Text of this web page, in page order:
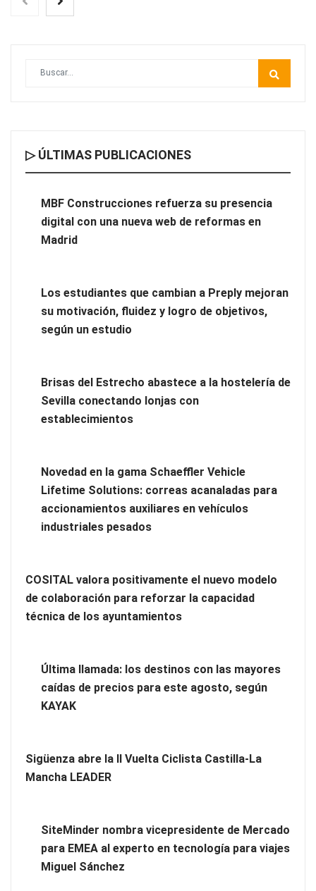
nueva web de reformas en Madrid
Los estudiantes que cambian a Preply mejoran su motivación,
conectando lonjas con establecimientos
▷ ÚLTIMAS PUBLICACIONES
MBF Construcciones refuerza su presencia
digital con una nueva web de reformas en
Madrid
Los estudiantes que cambian a Preply mejoran
su motivación, fluidez y logro de objetivos,
según un estudio
Brisas del Estrecho abastece a la hostelería de
Sevilla conectando lonjas con
establecimientos
Novedad en la gama Schaeffler Vehicle
Lifetime Solutions: correas acanaladas para
accionamientos auxiliares en vehículos
industriales pesados
COSITAL valora positivamente el nuevo modelo
de colaboración para reforzar la capacidad
técnica de los ayuntamientos
Última llamada: los destinos con las mayores
caídas de precios para este agosto, según
KAYAK
Sigüenza abre la II Vuelta Ciclista Castilla-La
Mancha LEADER
SiteMinder nombra vicepresidente de Mercado
para EMEA al experto en tecnología para viajes
Miguel Sánchez